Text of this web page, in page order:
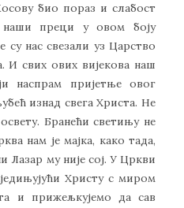
био пораз и слабост
наши преци у овом боју
нас свезали уз Царство
И свих ових вијекова наш
наспрам пријетње овог
изнад свега Христа. Не
Бранећи светињу не
нам је мајка, како тада,
Лазар му није сој. У Цркви
Христу с миром
и прижељкујемо да сав